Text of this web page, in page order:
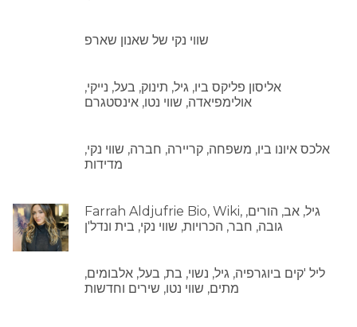
שווי נקי של שאנון שארפ
אליסון פליקס ביו, גיל, תינוק, בעל, נייקי,
אולימפיאדה, שווי נטו, אינסטגרם
אלכס איונו ביו, משפחה, קריירה, חברה, שווי נקי,
מדידות
Farrah Aldjufrie Bio, Wiki, גיל, אב, הורים,
גובה, חבר, הכרויות, שווי נקי, בית ונדל'ן
ליל 'קים ביוגרפיה, גיל, נשוי, בת, בעל, אלבומים,
מתים, שווי נטו, שירים וחדשות